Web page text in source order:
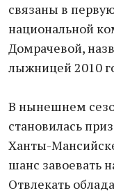
связаны в
национальной
Домрачевой,
лыжницей 2010
В нынешнем
становилась
Ханты-
шанс завоевать
Отвлекать